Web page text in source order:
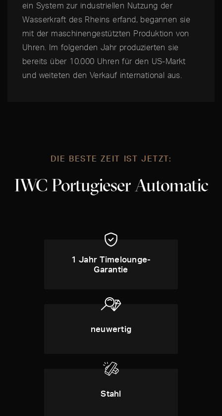
ein System zur industriellen Nutzung der
Wasserkraft des Rheins erfand, begannen sie
mit der maschinengestützten Produktion von
Uhren. Im folgenden Jahr produzierten sie
bereits über 10.000 Uhren für den US-Markt
und weiteten den Verkauf international aus.
DIE BESTE ZEIT IST JETZT:
IWC Portugieser Automatic
1 Jahr Timelounge-
Garantie
neuwertig
Stahl